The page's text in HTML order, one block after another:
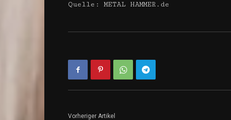
Quelle: METAL HAMMER.de
Vorheriger Artikel